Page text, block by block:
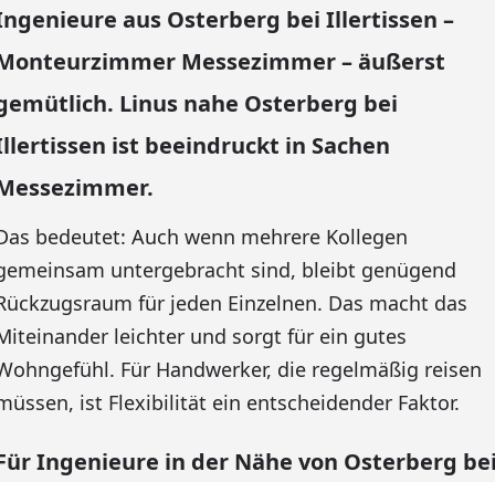
aus Osterberg bei Illertissen –
Messezimmer – äußerst
Linus nahe Osterberg bei
ist beeindruckt in Sachen
bedeutet: Auch wenn mehrere Kollegen
untergebracht sind, bleibt genügend
für jeden Einzelnen. Das macht das
leichter und sorgt für ein gutes
Für Handwerker, die regelmäßig reisen
ist Flexibilität ein entscheidender Faktor.
Ingenieure in der Nähe von Osterberg